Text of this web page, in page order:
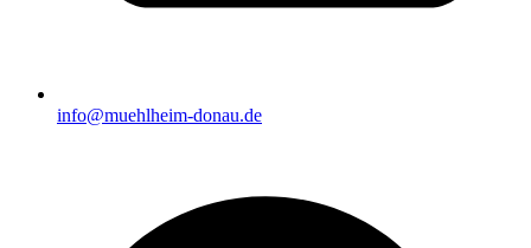
info@muehlheim-donau.de